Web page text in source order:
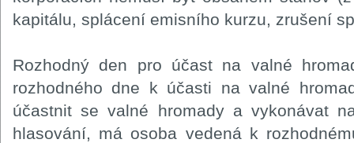
kapitálu, splácení emisního kurzu, zrušení
Rozhodný den pro účast na valné
rozhodného dne k účasti na valné
účastnit se valné hromady a vykonávat
hlasování, má osoba vedená k